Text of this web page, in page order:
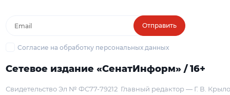
Отправить
Согласие на обработку персональных данных
Сетевое издание «СенатИнформ» / 16+
Свидетельство Эл № ФС77-79212 Главный редактор — Г. В.